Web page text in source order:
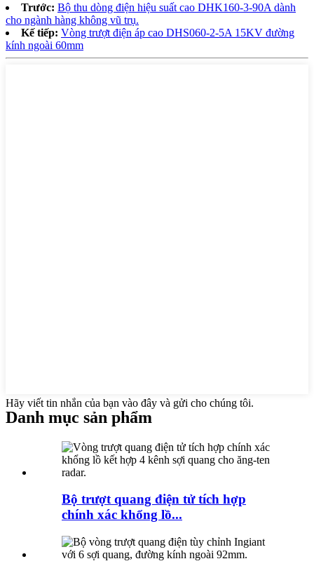
Trước: Bộ thu dòng điện hiệu suất cao DHK160-3-90A dành
cho ngành hàng không vũ trụ.
Kế tiếp: Vòng trượt điện áp cao DHS060-2-5A 15KV đường
kính ngoài 60mm
Hãy viết tin nhắn của bạn vào đây và gửi cho chúng tôi.
Danh mục sản phẩm
Bộ trượt quang điện tử tích hợp
chính xác khổng lồ...